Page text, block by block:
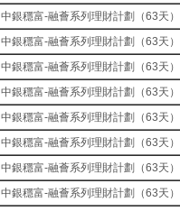
中銀穩富-融薈系列理財計劃（63天）
中銀穩富-融薈系列理財計劃（63天）
中銀穩富-融薈系列理財計劃（63天）
中銀穩富-融薈系列理財計劃（63天）
中銀穩富-融薈系列理財計劃（63天）
中銀穩富-融薈系列理財計劃（63天）
中銀穩富-融薈系列理財計劃（63天）
中銀穩富-融薈系列理財計劃（63天）